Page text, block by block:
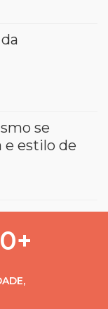
se
estilo de